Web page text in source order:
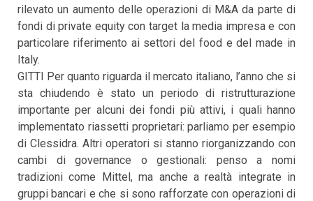
rilevato un aumento delle operazioni di M&A da parte di
fondi di private equity con target la media impresa e con
particolare riferimento ai settori del food e del made in
Italy.
GITTI Per quanto riguarda il mercato italiano, l’anno che si
sta chiudendo è stato un periodo di ristrutturazione
importante per alcuni dei fondi più attivi, i quali hanno
implementato riassetti proprietari: parliamo per esempio
di Clessidra. Altri operatori si stanno riorganizzando con
cambi di governance o gestionali: penso a nomi
tradizioni come Mittel, ma anche a realtà integrate in
gruppi bancari e che si sono rafforzate con operazioni di